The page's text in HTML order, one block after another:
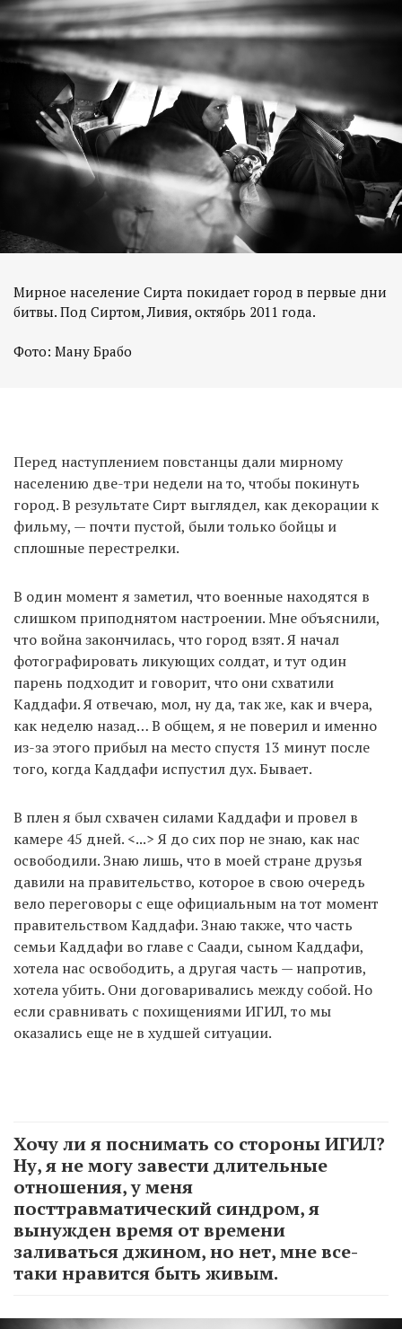
Мирное население Сирта покидает город в первые дни
битвы. Под Сиртом, Ливия, октябрь 2011 года.
Фото: Ману Брабо
Перед наступлением повстанцы дали мирному
населению две-три недели на то, чтобы покинуть
город. В результате Сирт выглядел, как декорации к
фильму, — почти пустой, были только бойцы и
сплошные перестрелки.
В один момент я заметил, что военные находятся в
слишком приподнятом настроении. Мне объяснили,
что война закончилась, что город взят. Я начал
фотографировать ликующих солдат, и тут один
парень подходит и говорит, что они схватили
Каддафи. Я отвечаю, мол, ну да, так же, как и вчера,
как неделю назад… В общем, я не поверил и именно
из-за этого прибыл на место спустя 13 минут после
того, когда Каддафи испустил дух. Бывает.
В плен я был схвачен силами Каддафи и провел в
камере 45 дней. <...> Я до сих пор не знаю, как нас
освободили. Знаю лишь, что в моей стране друзья
давили на правительство, которое в свою очередь
вело переговоры с еще официальным на тот момент
правительством Каддафи. Знаю также, что часть
семьи Каддафи во главе с Саади, сыном Каддафи,
хотела нас освободить, а другая часть — напротив,
хотела убить. Они договаривались между собой. Но
если сравнивать с похищениями ИГИЛ, то мы
оказались еще не в худшей ситуации.
Хочу ли я поснимать со стороны ИГИЛ?
Ну, я не могу завести длительные
отношения, у меня
посттравматический синдром, я
вынужден время от времени
заливаться джином, но нет, мне все-
таки нравится быть живым.